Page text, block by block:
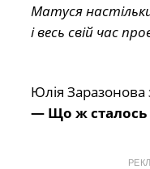
Матуся
і весь свій час
Юлія
— Що ж сталось